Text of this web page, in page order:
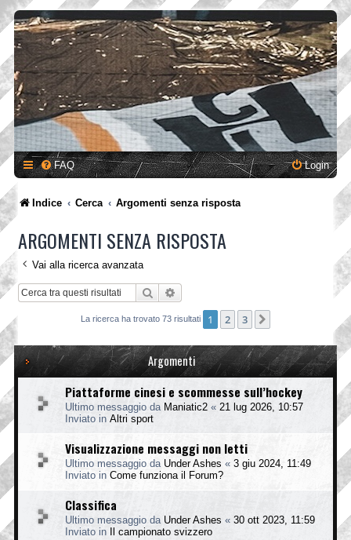
FAQ Login
Indice Cerca Argomenti senza risposta
ARGOMENTI SENZA RISPOSTA
Vai alla ricerca avanzata
Cerca
La ricerca ha trovato 73 risultati 1 2 3
Argomenti
Piattaforme cinesi e scommesse sull’hockey
Ultimo messaggio da Maniatic2 « 21 lug 2026, 10:57
Inviato in Altri sport
Visualizzazione messaggi non letti
Ultimo messaggio da Under Ashes « 3 giu 2024, 11:49
Inviato in Come funziona il Forum?
Classifica
Ultimo messaggio da Under Ashes « 30 ott 2023, 11:59
Inviato in
Il campionato svizzero